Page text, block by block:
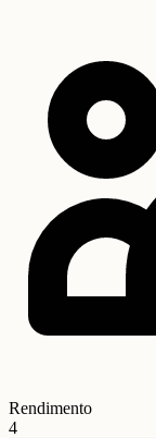
Rendimento
4